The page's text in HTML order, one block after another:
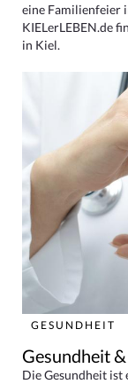
eine Familienfeier
KIELerLEBEN.de
in Kiel.
GESUNDHEIT
Gesundheit
Die Gesundheit ist